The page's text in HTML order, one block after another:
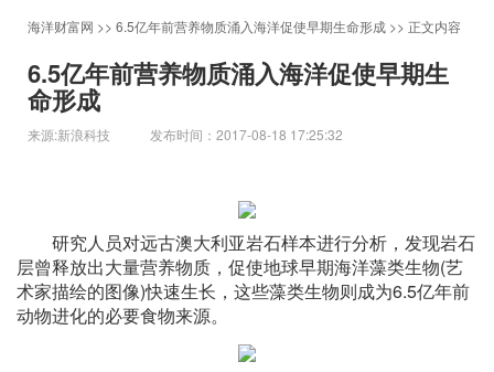
海洋财富网 >> 6.5亿年前营养物质涌入海洋促使早期生命形成 >> 正文内容
6.5亿年前营养物质涌入海洋促使早期生
命形成
来源:新浪科技 发布时间：2017-08-18 17:25:32
研究人员对远古澳大利亚岩石样本进行分析，发现岩石
层曾释放出大量营养物质，促使地球早期海洋藻类生物(艺
术家描绘的图像)快速生长，这些藻类生物则成为6.5亿年前
动物进化的必要食物来源。